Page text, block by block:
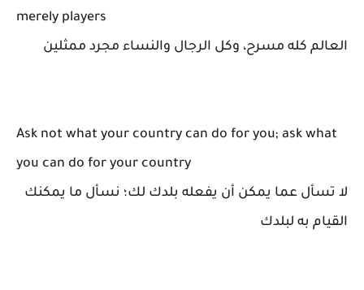
merely players
العالم كله مسرح، وكل الرجال والنساء مجرد ممثلين
Ask not what your country can do for you; ask what
you can do for your country
لا تسأل عما يمكن أن يفعله بلدك لك؛ نسأل ما يمكنك
القيام به لبلدك